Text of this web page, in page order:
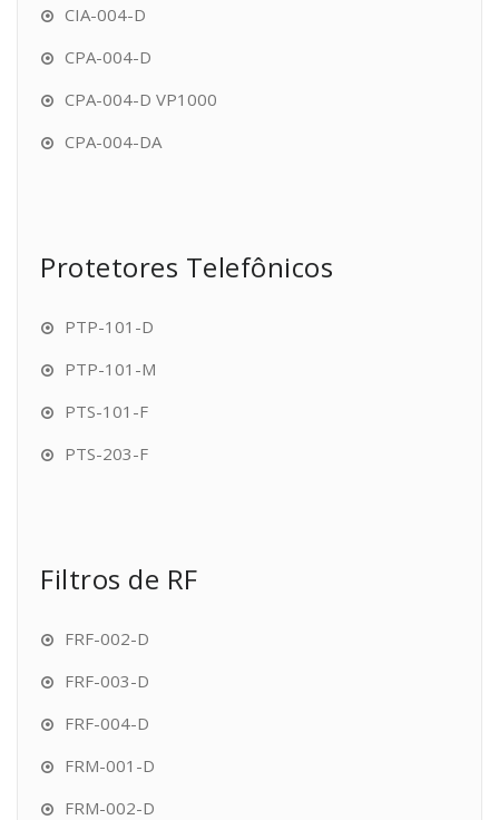
CIA-004-D
CPA-004-D
CPA-004-D VP1000
CPA-004-DA
Protetores Telefônicos
PTP-101-D
PTP-101-M
PTS-101-F
PTS-203-F
Filtros de RF
FRF-002-D
FRF-003-D
FRF-004-D
FRM-001-D
FRM-002-D